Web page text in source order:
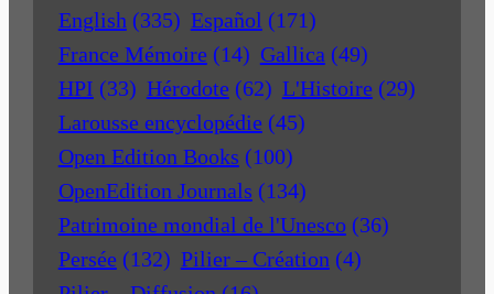
English (335) Español (171)
France Mémoire (14) Gallica (49)
HPI (33) Hérodote (62) L'Histoire (29)
Larousse encyclopédie (45)
Open Edition Books (100)
OpenEdition Journals (134)
Patrimoine mondial de l'Unesco (36)
Persée (132) Pilier – Création (4)